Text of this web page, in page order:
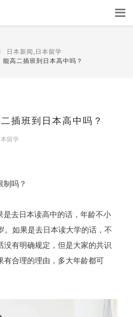
日本新闻 , 日本留学
能高二插班到日本高中吗？
插班到日本高中吗？
本留学
制吗？
是去日本读高中的话，年龄不小
。如果是去日本读大学的话，不
没有明确规定，但是大家的共识
有合理的理由，多大年龄都可